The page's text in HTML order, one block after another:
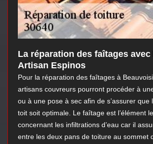
La réparation des faîtages avec
Artisan Espinos
Pour la réparation des faîtages à
artisans couvreurs pourront procéder à
ou à une pose à sec afin de s’assurer que
toit soit optimale. Le faîtage est l’élément
concernant les infiltrations d’eau car il
entre les deux pans de toiture au sommet